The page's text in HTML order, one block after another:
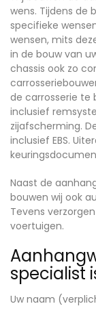
wens. Tijdens de
specifieke
wensen, mits
in de bouw van
chassis ook zo
de carrosserie te
inclusief
zijafscherming.
inclusief EBS.
Naast de
bouwen wij ook
Tevens
voertuigen.
specialist
Uw naam